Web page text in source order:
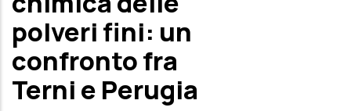
polveri fini: un
confronto fra
Terni e Perugia